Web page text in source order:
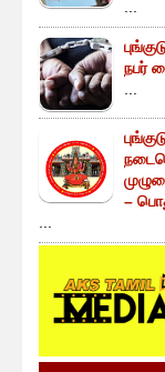
...
நபர்
...
–
...